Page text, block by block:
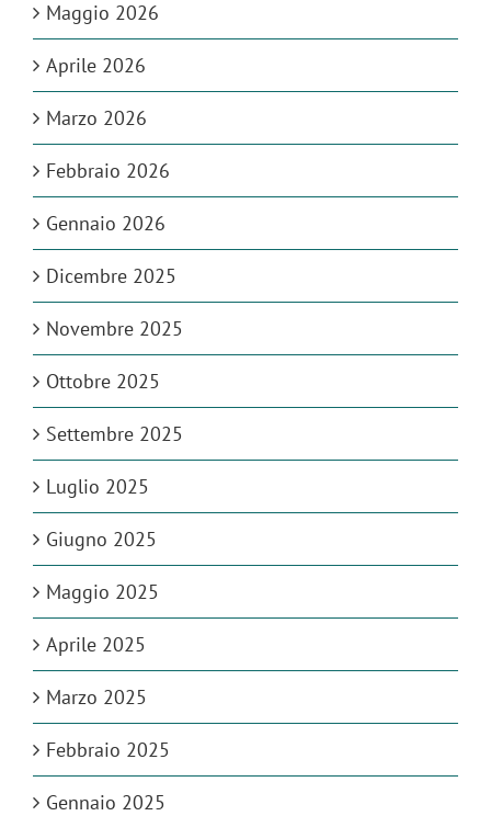
Maggio 2026
Aprile 2026
Marzo 2026
Febbraio 2026
Gennaio 2026
Dicembre 2025
Novembre 2025
Ottobre 2025
Settembre 2025
Luglio 2025
Giugno 2025
Maggio 2025
Aprile 2025
Marzo 2025
Febbraio 2025
Gennaio 2025